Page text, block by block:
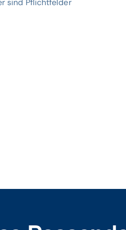
sind Pflichtfelder